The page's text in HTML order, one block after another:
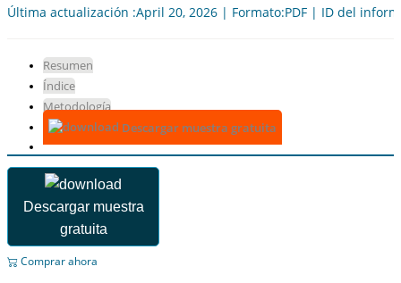
Última actualización :April 20, 2026 | Formato:PDF | ID del
Resumen
Índice
Metodología
Descargar muestra gratuita
Descargar muestra
gratuita
Comprar ahora